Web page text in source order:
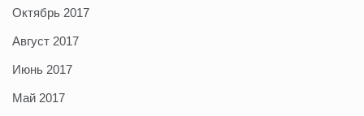
Октябрь 2017
Август 2017
Июнь 2017
Май 2017